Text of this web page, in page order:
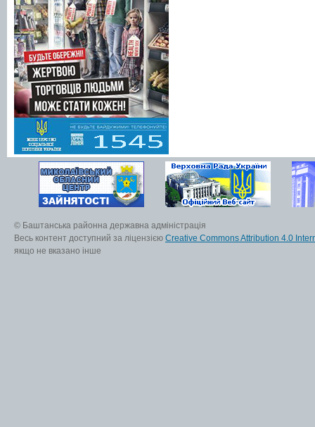
© Баштанська районна державна адміністрація
Весь контент доступний за ліцензією Creative Commons Attribution 4.0
якщо не вказано інше